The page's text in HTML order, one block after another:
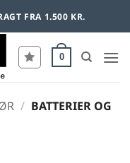
FRA 1.500 KR.
0
/ BATTERIER OG